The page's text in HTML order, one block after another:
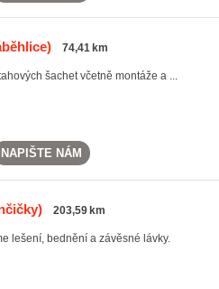
74,41 km
šachet včetně montáže a ...
NAPIŠTE NÁM
203,59 km
lešení, bednění a závěsné lávky.